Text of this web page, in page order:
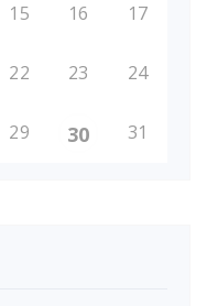
15 16 17
22 23 24
29 30 31